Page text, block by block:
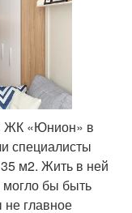
ЖК «Юнион» в
специалисты
м2. Жить в ней
бы быть
главное